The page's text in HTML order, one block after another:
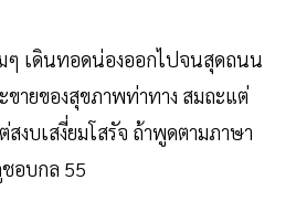
ๆ เดินทอดน่องออกไปจนสุดถนน
ายของสุขภาพท่าทาง สมถะแต่
สงบเสงี่ยมโสรัจ ถ้าพูดตามภาษา
ชอบกล 55